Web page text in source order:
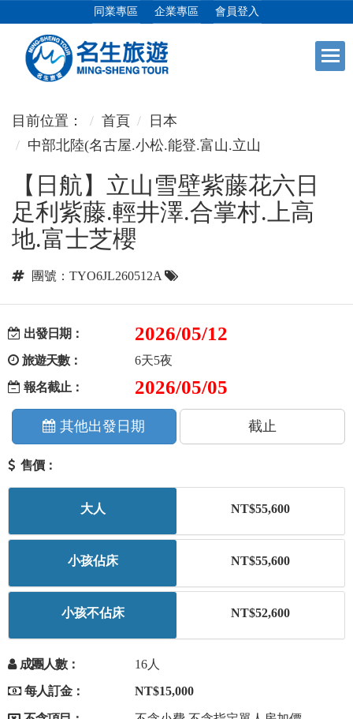
同業專區 企業專區 會員登入
日本專館
海島假期
韓國
美加紐澳
歐洲
客製化行程
目前位置： 首頁
日本
中部北陸(名古屋.小松.能登.富山.立山
【日航】立山雪壁紫藤花六日
足利紫藤.輕井澤.合掌村.上高
地.富士芝櫻
團號：TYO6JL260512A
出發日期： 2026/05/12
旅遊天數：
6天5夜
報名截止：
2026/05/05
其他出發日期 截止
售價：
大人 NT$55,600
小孩佔床 NT$55,600
小孩不佔床 NT$52,600
成團人數：
16人
每人訂金：
NT$15,000